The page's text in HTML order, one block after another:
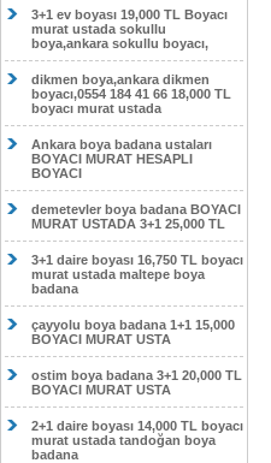
3+1 ev boyası 19,000 TL Boyacı
murat ustada sokullu
boya,ankara sokullu boyacı,
dikmen boya,ankara dikmen
boyacı,0554 184 41 66 18,000 TL
boyacı murat ustada
Ankara boya badana ustaları
BOYACI MURAT HESAPLI
BOYACI
demetevler boya badana BOYACI
MURAT USTADA 3+1 25,000 TL
3+1 daire boyası 16,750 TL boyacı
murat ustada maltepe boya
badana
çayyolu boya badana 1+1 15,000
BOYACI MURAT USTA
ostim boya badana 3+1 20,000 TL
BOYACI MURAT USTA
2+1 daire boyası 14,000 TL boyacı
murat ustada tandoğan boya
badana